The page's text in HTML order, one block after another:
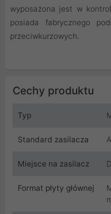
wyposażona jest w
posiada fabrycznego
przeciwkurzowych.
Cechy produktu
Typ
Standard zasilacza
Miejsce na zasilacz
Format płyty głównej